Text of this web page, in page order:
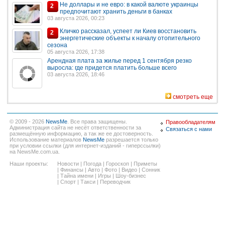
2
Не доллары и не евро: в какой валюте украинцы
предпочитают хранить деньги в банках
03 августа 2026, 00:23
2
Кличко рассказал, успеет ли Киев восстановить
энергетические объекты к началу отопительного
сезона
05 августа 2026, 17:38
Арендная плата за жилье перед 1 сентября резко
выросла: где придется платить больше всего
03 августа 2026, 18:46
смотреть еще
© 2009 - 2026 NewsMe . Все права защищены.
Администрация сайта не несёт ответственности за
размещённую информацию, а так же ее достоверность.
Использование материалов NewsMe разрешается только
при условии ссылки (для интернет-изданий - гиперссылки)
на NewsMe.com.ua.
Наши проекты:
Новости | Погода | Гороскоп | Приметы
| Финансы | Авто | Фото | Видео | Сонник
| Тайна имени | Игры | Шоу-бизнес
| Спорт | Такси | Переводчик
Правообладателям
Связаться с нами